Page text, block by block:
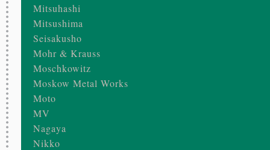
Mitsuhashi
Mitsushima
Seisakusho
Mohr & Krauss
Moschkowitz
Moskow Metal Works
Moto
MV
Nagaya
Nikko